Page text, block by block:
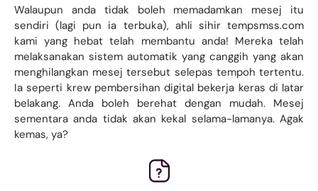
Walaupun anda tidak boleh memadamkan mesej itu
sendiri (lagi pun ia terbuka), ahli sihir tempsmss.com
kami yang hebat telah membantu anda! Mereka telah
melaksanakan sistem automatik yang canggih yang akan
menghilangkan mesej tersebut selepas tempoh tertentu.
Ia seperti krew pembersihan digital bekerja keras di latar
belakang. Anda boleh berehat dengan mudah. Mesej
sementara anda tidak akan kekal selama-lamanya. Agak
kemas, ya?